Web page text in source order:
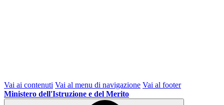
Vai ai contenuti Vai al menu di navigazione Vai al footer
Ministero dell'Istruzione e del Merito